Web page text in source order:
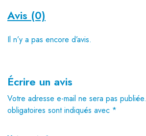
Avis (0)
Il n’y a pas encore d’avis.
Écrire un avis
Votre adresse e-mail ne sera pas publiée.
obligatoires sont indiqués avec *